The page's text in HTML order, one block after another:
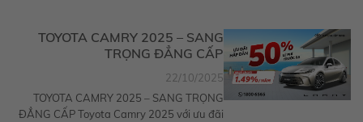
TOYOTA CAMRY 2025 – SANG
TRỌNG ĐẲNG CẤP
TOYOTA CAMRY 2025 – SANG TRỌNG
ĐẲNG CẤP Toyota Camry 2025 với ưu đãi
22/10/2025